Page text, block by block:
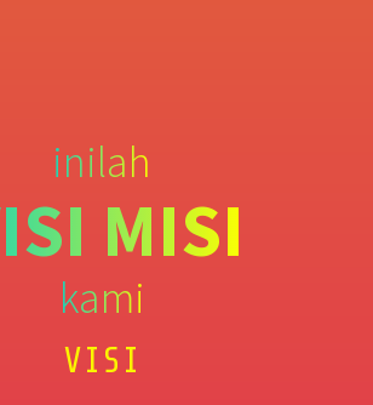
inilah
MISI
kami
VISI